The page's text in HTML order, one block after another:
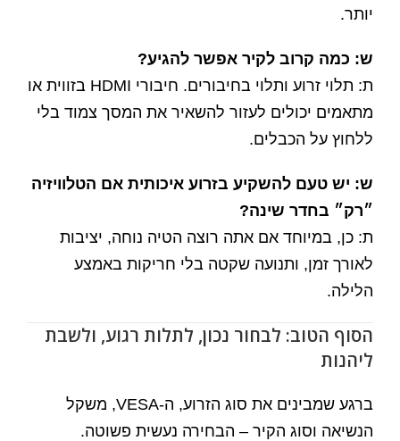
יותר.
ש: כמה קרוב לקיר אפשר להגיע?
ת: תלוי זרוע ותלוי בחיבורים. חיבורי HDMI בזווית או
מתאמים יכולים לעזור להשאיר את המסך צמוד בלי
ללחוץ על הכבלים.
ש: יש טעם להשקיע בזרוע איכותית אם הטלוויזיה
״רק״ בחדר שינה?
ת: כן, במיוחד אם אתה רוצה הטיה נוחה, יציבות
לאורך זמן, ותנועה שקטה בלי חריקות באמצע
הלילה.
הסוף הטוב: לבחור נכון, לתלות רגוע, ולשבת
ליהנות
ברגע שמבינים את סוג הזרוע, ה-VESA, משקל
הנשיאה וסוג הקיר – הבחירה נעשית פשוטה.